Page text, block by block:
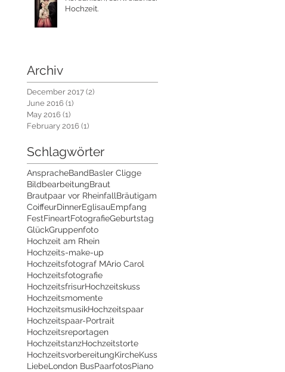
Hochzeit.
Archiv
December 2017 (2)
June 2016 (1)
May 2016 (1)
February 2016 (1)
Schlagwörter
AnspracheBandBasler Cligge
BildbearbeitungBraut
Brautpaar vor RheinfallBräutigam
CoiffeurDinnerEglisauEmpfang
FestFineartFotografieGeburtstag
GlückGruppenfoto
Hochzeit am Rhein
Hochzeits-make-up
Hochzeitsfotograf MArio Carol
Hochzeitsfotografie
HochzeitsfrisurHochzeitskuss
Hochzeitsmomente
HochzeitsmusikHochzeitspaar
Hochzeitspaar-Portrait
Hochzeitsreportagen
HochzeitstanzHochzeitstorte
HochzeitsvorbereitungKircheKuss
LiebeLondon BusPaarfotosPiano